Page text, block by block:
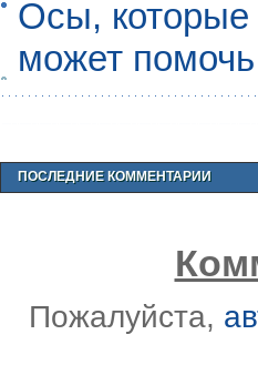
Осы, которые
может
ПОСЛЕДНИЕ КОММЕНТАРИИ
Пожалуйста,